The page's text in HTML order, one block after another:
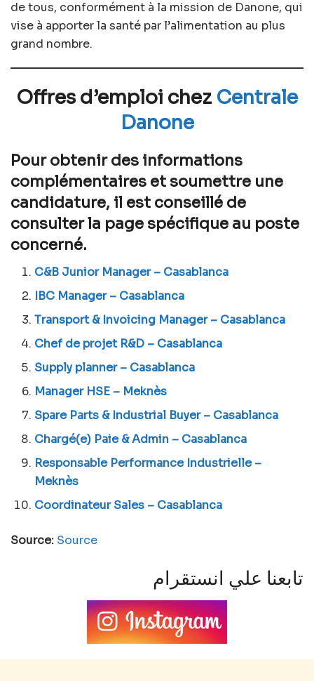
de tous, conformément à la mission de Danone, qui
vise à apporter la santé par l’alimentation au plus
grand nombre.
Offres d’emploi chez Centrale
Danone
Pour obtenir des informations
complémentaires et soumettre une
candidature, il est conseillé de
consulter la page spécifique au poste
concerné.
C&B Junior Manager – Casablanca
IBC Manager – Casablanca
Transport & Invoicing Manager – Casablanca
Chef de projet R&D – Casablanca
Supply planner – Casablanca
Manager HSE – Meknès
Spare Parts & Industrial Buyer – Casablanca
Chargé(e) Paie & Admin – Casablanca
Responsable Performance Industrielle –
Meknès
Coordinateur Sales – Casablanca
Source: Source
تابعنا علي انستقرام